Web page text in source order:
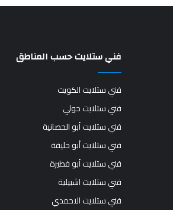
فني ستلايت حسب المناطق
فني ستلايت الكويت
فني ستلايت حولي
فني ستلايت أبو الحصانية
فني ستلايت أبو حليفة
فني ستلايت أبو فطيرة
فني ستلايت اشبيلية
فني ستلايت الاحمدي